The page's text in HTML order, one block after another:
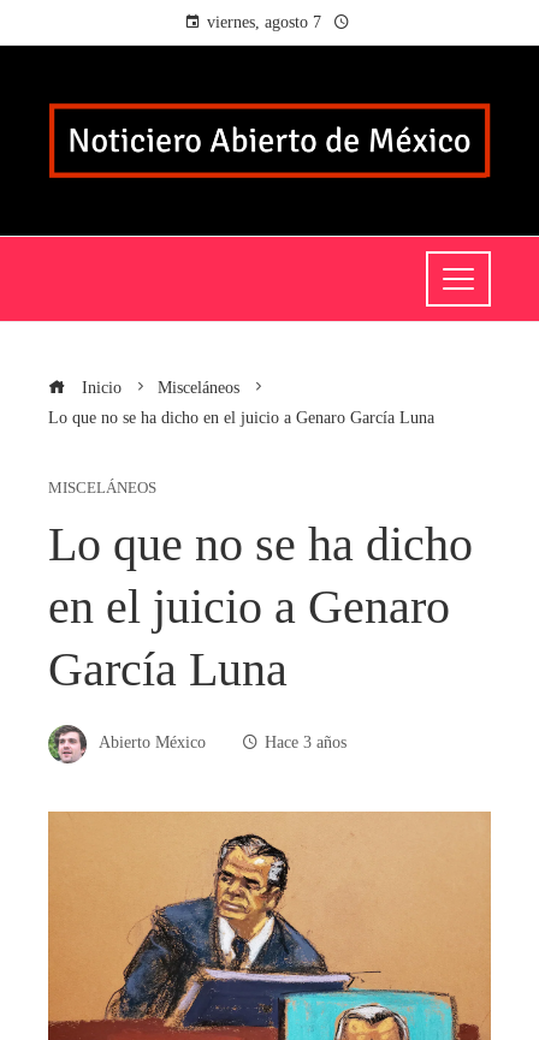
viernes, agosto 7
Inicio
Misceláneos
Lo que no se ha dicho en el juicio a Genaro García Luna
MISCELÁNEOS
Lo que no se ha dicho
en el juicio a Genaro
García Luna
Abierto México Hace 3 años